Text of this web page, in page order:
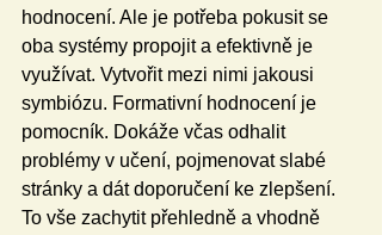
hodnocení. Ale je potřeba pokusit se
oba systémy propojit a efektivně je
využívat. Vytvořit mezi nimi jakousi
symbiózu. Formativní hodnocení je
pomocník. Dokáže včas odhalit
problémy v učení, pojmenovat slabé
stránky a dát doporučení ke zlepšení.
To vše zachytit přehledně a vhodně